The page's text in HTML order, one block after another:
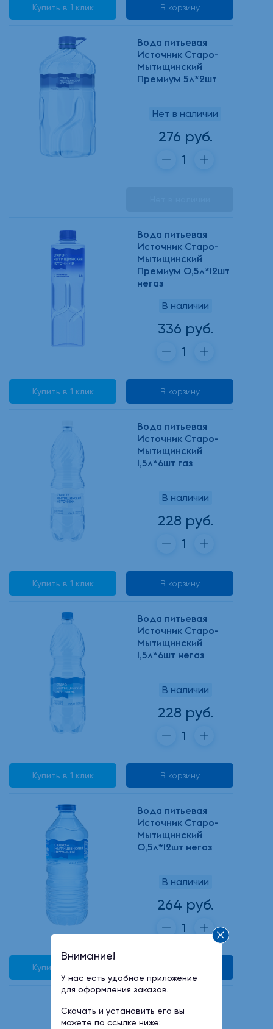
Купить в 1 клик В корзину
Вода питьевая
Источник Старо-
Мытищинский
Премиум 5л*2шт
Нет в наличии
276 руб.
Вода питьевая
Источник Старо-
Мытищинский
Премиум 0,5л*12шт
негаз
В наличии
336 руб.
Купить в 1 клик В корзину
Вода питьевая
Источник Старо-
Мытищинский
1,5л*6шт газ
В наличии
228 руб.
Купить в 1 клик В корзину
Вода питьевая
Источник Старо-
Мытищинский
1,5л*6шт негаз
В наличии
228 руб.
Купить в 1 клик В корзину
Вода питьевая
Источник Старо-
Мытищинский
0,5л*12шт негаз
В наличии
264 руб.
Купить в 1 клик
Источник Старо-
Мытищинский
Внимание!
У нас есть удобное приложение
для оформления заказов.
Скачать и установить его вы
можете по ссылке ниже: